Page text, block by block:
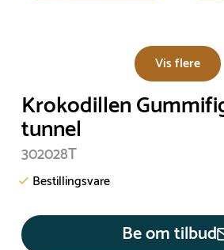
Vis flere
Krokodillen
tunnel
302028T
Bestillingsvare
Be om tilbud